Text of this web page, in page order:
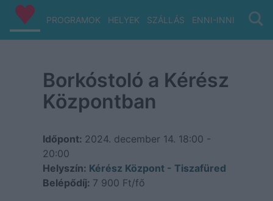
PROGRAMOK HELYEK SZÁLLÁS ENNI-INNI VIZ/
Borkóstoló a Kérész
Központban
Időpont: 2024. december 14. 18:00 -
20:00
Helyszín: Kérész Központ - Tiszafüred
Belépődíj: 7 900 Ft/fő